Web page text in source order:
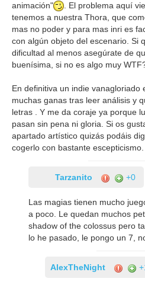
animación"
. El problema aquí
tenemos a nuestra Thora, que
mas no poder y para mas inri es
con algún objeto del escenario. Si
dificultad al menos asegúrate de
buenísima, si no es algo muy
En definitiva un indie vanagloriado
muchas ganas tras leer análisis y
letras . Y me da coraje ya porque
pasan sin pena ni gloria. Si os
apartado artístico quizás podáis
cogerlo con bastante escepticismo.
Tarzanito +0
Las magias tienen mucho
a poco. Le quedan muchos
shadow of the colossus pero
lo he pasado, le pongo un 7,
AlexTheNight